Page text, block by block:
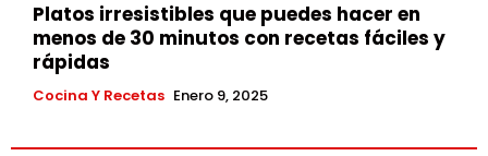
Platos irresistibles que puedes hacer en
menos de 30 minutos con recetas fáciles y
rápidas
Cocina Y Recetas Enero 9, 2025